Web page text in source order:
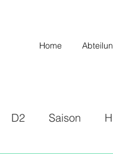
Home
D2 Saison